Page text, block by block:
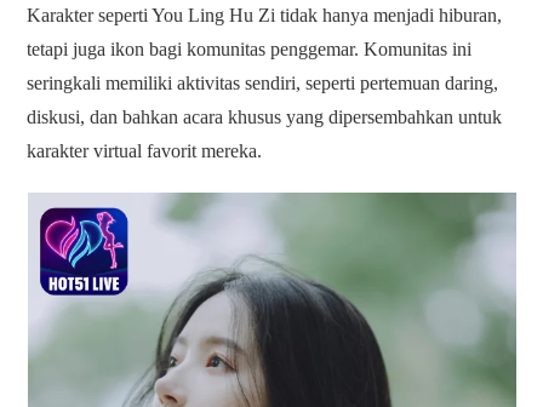
Karakter seperti You Ling Hu Zi tidak hanya menjadi hiburan,
tetapi juga ikon bagi komunitas penggemar. Komunitas ini
seringkali memiliki aktivitas sendiri, seperti pertemuan daring,
diskusi, dan bahkan acara khusus yang dipersembahkan untuk
karakter virtual favorit mereka.